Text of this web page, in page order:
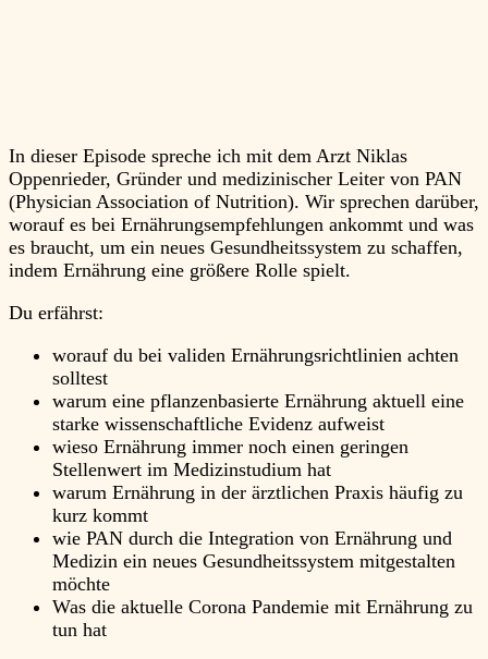
In dieser Episode spreche ich mit dem Arzt Niklas
Oppenrieder, Gründer und medizinischer Leiter von PAN
(Physician Association of Nutrition). Wir sprechen darüber,
worauf es bei Ernährungsempfehlungen ankommt und was
es braucht, um ein neues Gesundheitssystem zu schaffen,
indem Ernährung eine größere Rolle spielt.
Du erfährst:
worauf du bei validen Ernährungsrichtlinien achten
solltest
warum eine pflanzenbasierte Ernährung aktuell eine
starke wissenschaftliche Evidenz aufweist
wieso Ernährung immer noch einen geringen
Stellenwert im Medizinstudium hat
warum Ernährung in der ärztlichen Praxis häufig zu
kurz kommt
wie PAN durch die Integration von Ernährung und
Medizin ein neues Gesundheitssystem mitgestalten
möchte
Was die aktuelle Corona Pandemie mit Ernährung zu
tun hat